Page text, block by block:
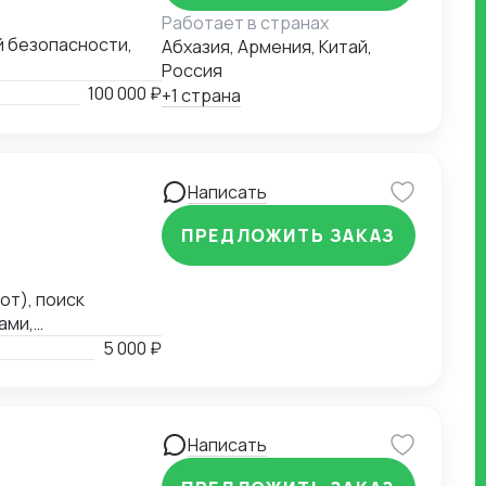
100 000 ₽
Работает в странах
Абхазия, Армения, Китай,
Россия
+1 страна
поиск
затрат и
и
техника;
5 000 ₽
Написать
ПРЕДЛОЖИТЬ ЗАКАЗ
Написать